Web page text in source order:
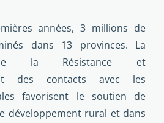
années, 3 millions de
dans 13 provinces. La
la Résistance et
des contacts avec les
favorisent le soutien de
développement rural et dans